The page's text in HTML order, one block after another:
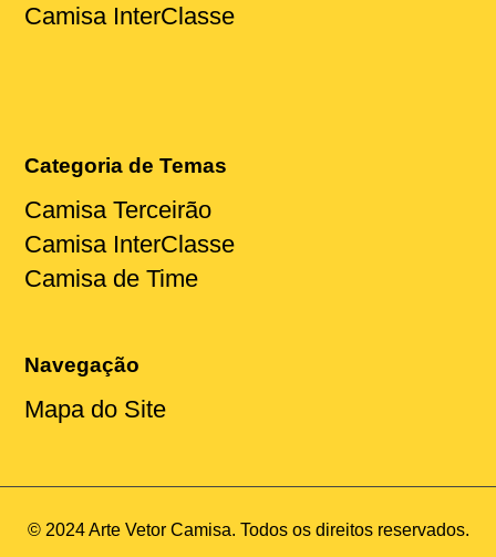
Camisa InterClasse
Categoria de Temas
Camisa Terceirão
Camisa InterClasse
Camisa de Time
Navegação
Mapa do Site
© 2024 Arte Vetor Camisa. Todos os direitos reservados.